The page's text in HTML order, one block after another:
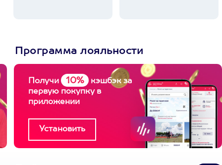
Программа лояльности
Получи 10%
кэшбэк за
первую покупку в
приложении